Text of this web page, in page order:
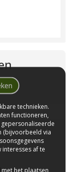
technieken.
functioneren,
(bijvoorbeeld via
af te
met het plaatsen